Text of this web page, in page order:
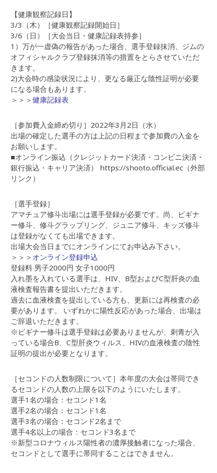
【健康観察記録日】
3/3（木）［健康観察記録開始日］
3/6（日）［大会当日・健康記録表持参］
1）万が一虚偽の報告があった場合、選手登録抹消、ジムの
オフィシャルクラブ登録抹消等の措置をとらさせていただ
きます。
2)大会時の感染状況により、更なる厳正な陰性証明が必要
になる場合もあります。
＞＞＞健康記録表
［参加費入金締め切り］2022年3月2日（水）
出場の確定した選手の方は上記の日程まで参加費の入金を
お願いします。
■オンライン振込（クレジットカード決済・コンビニ決済・
銀行振込・キャリア決済） https://shooto.official.ec（外部
リンク）
［選手登録］
アマチュア修斗出場には選手登録が必要です。尚、ビギナ
ー修斗、修斗グラップリング、ジュニア修斗、キッズ修斗
は登録がなくても出場できます。
出場大会当日までにオンラインにてお申込み下さい。
＞＞＞ オンライン登録申込
登録料 男子2000円 女子1000円
入れ墨を入れている選手は、HIV、B型およびC型肝炎の血
液検査報告書を提出いただきます。
過去に血液検査を提出している方も、更新には再検査の必
要があります。 いずれかに陽性反応があった場合、出場は
ご辞退いただきます。
※ビギナー修斗は選手登録は必要ありませんが、刺青が入
っている場合B、C型肝炎ウィルス、HIVの血液検査の陰性
証明の提出が必要となります。
［セコンドの人数制限について］本年度の大会は帯同でき
るセコンドの人数の上限を以下のようにいたします。
選手1名の場合：セコンド1名
選手2名の場合：セコンド1名
選手3名の場合：セコンド2名まで
選手4名以上の場合：セコンド3名まで
※新型コロナウィルス陽性者の濃厚接触者になった場合、
セコンドとして選手に帯同することはできません。